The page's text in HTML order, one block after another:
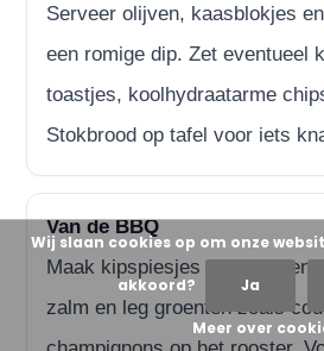
Serveer olijven, kaasblokjes
een romige dip. Zet eventueel
toastjes, koolhydraatarme
Stokbrood op tafel voor iets
Van de BBQ
Maak kipspiesjes met kruiden,
zalm en leg groenten zoals
Wij slaan cookies op om onze
akkoord? Ja
Meer over